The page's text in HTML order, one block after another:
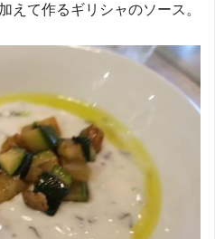
えて作るギリシャのソース。